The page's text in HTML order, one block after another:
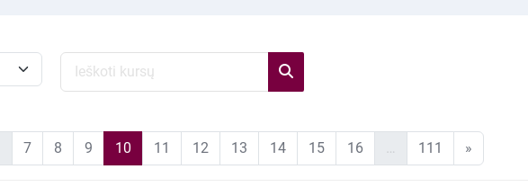
Ieškoti kursų
puslapis
77 puslapis
8 8 puslapis
9 9 puslapis
10 10 puslapis
11 11 puslapis
12 12 puslapis
13 13 puslapis
1414 puslapis
1515 puslapis
16 16 puslapis
… 111 111 puslapis
»